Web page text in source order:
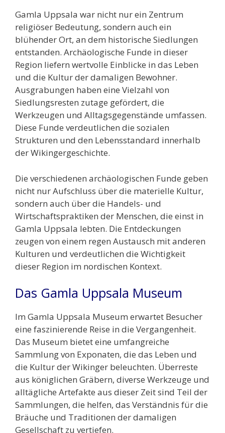
Gamla Uppsala war nicht nur ein Zentrum
religiöser Bedeutung, sondern auch ein
blühender Ort, an dem historische Siedlungen
entstanden. Archäologische Funde in dieser
Region liefern wertvolle Einblicke in das Leben
und die Kultur der damaligen Bewohner.
Ausgrabungen haben eine Vielzahl von
Siedlungsresten zutage gefördert, die
Werkzeugen und Alltagsgegenstände umfassen.
Diese Funde verdeutlichen die sozialen
Strukturen und den Lebensstandard innerhalb
der Wikingergeschichte.
Die verschiedenen archäologischen Funde geben
nicht nur Aufschluss über die materielle Kultur,
sondern auch über die Handels- und
Wirtschaftspraktiken der Menschen, die einst in
Gamla Uppsala lebten. Die Entdeckungen
zeugen von einem regen Austausch mit anderen
Kulturen und verdeutlichen die Wichtigkeit
dieser Region im nordischen Kontext.
Das Gamla Uppsala Museum
Im Gamla Uppsala Museum erwartet Besucher
eine faszinierende Reise in die Vergangenheit.
Das Museum bietet eine umfangreiche
Sammlung von Exponaten, die das Leben und
die Kultur der Wikinger beleuchten. Überreste
aus königlichen Gräbern, diverse Werkzeuge und
alltägliche Artefakte aus dieser Zeit sind Teil der
Sammlungen, die helfen, das Verständnis für die
Bräuche und Traditionen der damaligen
Gesellschaft zu vertiefen.